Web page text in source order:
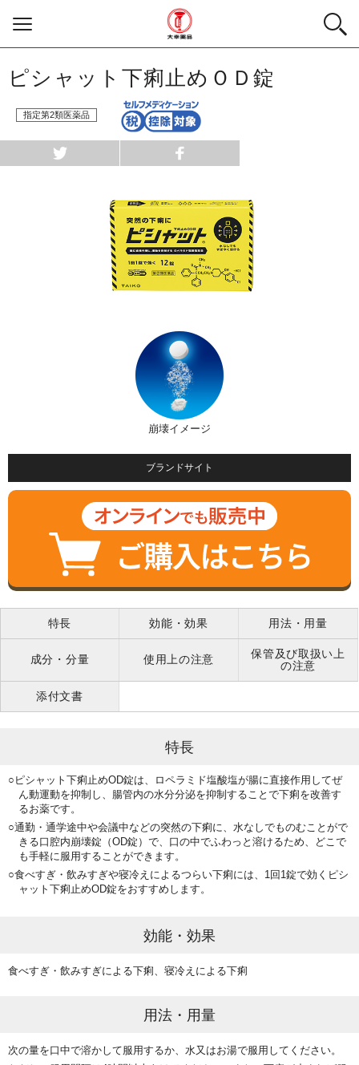
ピシャット下痢止めＯＤ錠
指定第2類医薬品
崩壊イメージ
ブランドサイト
特長 効能・効果 用法・用量
成分・分量 使用上の注意
保管及び取扱い上
の注意
添付文書
特長
ピシャット下痢止めOD錠は、ロペラミド塩酸塩が腸に直接作用してぜ
ん動運動を抑制し、 腸管内の水分分泌を抑制することで下痢を改善す
るお薬です。
通勤・通学途中や会議中などの突然の下痢に、水なしでものむことがで
きる口腔内崩壊錠（OD錠）で、 口の中でふわっと溶けるため、どこで
も手軽に服用することができます。
食べすぎ・飲みすぎや寝冷えによるつらい下痢には、1回1錠で効くピシ
ャット下痢止めOD錠をおすすめします。
効能・効果
食べすぎ・飲みすぎによる下痢、寝冷えによる下痢
用法・用量
次の量を口中で溶かして服用するか、水又はお湯で服用してください。